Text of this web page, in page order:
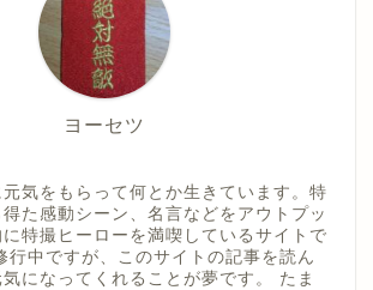
ヨーセツ
気をもらって何とか生きています。特
た感動シーン、名言などをアウトプッ
に特撮ヒーローを満喫しているサイトで
行中ですが、このサイトの記事を読ん
になってくれることが夢です。 たま